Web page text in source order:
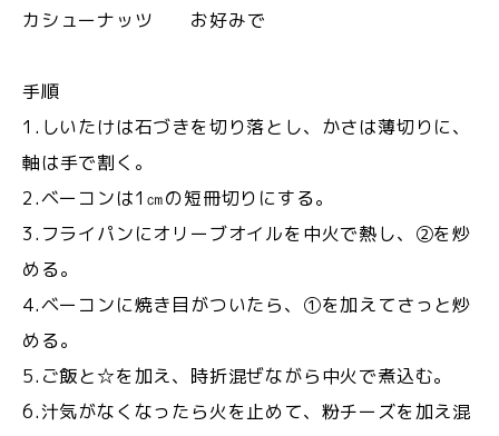
カシューナッツ お好みで
手順
1.しいたけは石づきを切り落とし、かさは薄切りに、
軸は手で割く。
2.ベーコンは1㎝の短冊切りにする。
3.フライパンにオリーブオイルを中火で熱し、②を炒
める。
4.ベーコンに焼き目がついたら、①を加えてさっと炒
める。
5.ご飯と☆を加え、時折混ぜながら中火で煮込む。
6.汁気がなくなったら火を止めて、粉チーズを加え混